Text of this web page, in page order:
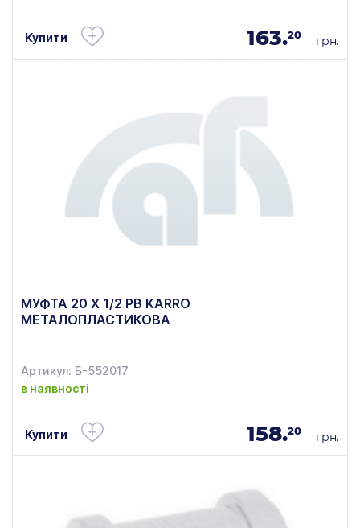
Купити 163.20 грн.
МУФТА 20 Х 1/2 РВ KARRO
МЕТАЛОПЛАСТИКОВА
Артикул: Б-552017
в наявності
Купити 158.20 грн.